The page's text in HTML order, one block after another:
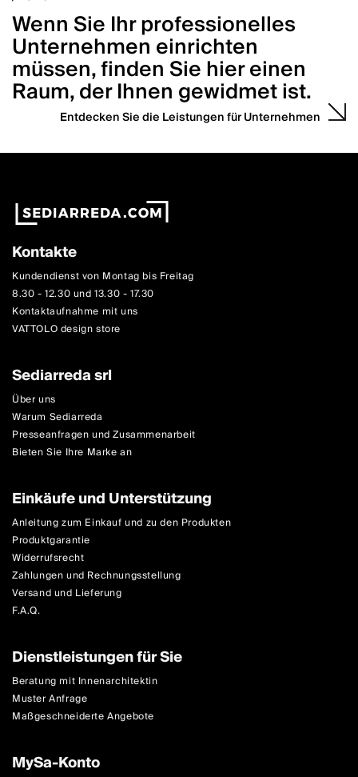
Wenn Sie Ihr professionelles
Unternehmen einrichten
müssen, finden Sie hier einen
Raum, der Ihnen gewidmet ist.
Entdecken Sie die Leistungen für Unternehmen
Kontakte
Kundendienst von Montag bis Freitag
8.30 - 12.30 und 13.30 - 17.30
Kontaktaufnahme mit uns
VATTOLO design store
Sediarreda srl
Über uns
Warum Sediarreda
Presseanfragen und Zusammenarbeit
Bieten Sie Ihre Marke an
Einkäufe und Unterstützung
Anleitung zum Einkauf und zu den Produkten
Produktgarantie
Widerrufsrecht
Zahlungen und Rechnungsstellung
Versand und Lieferung
F.A.Q.
Dienstleistungen für Sie
Beratung mit Innenarchitektin
Muster Anfrage
Maßgeschneiderte Angebote
MySa-Konto